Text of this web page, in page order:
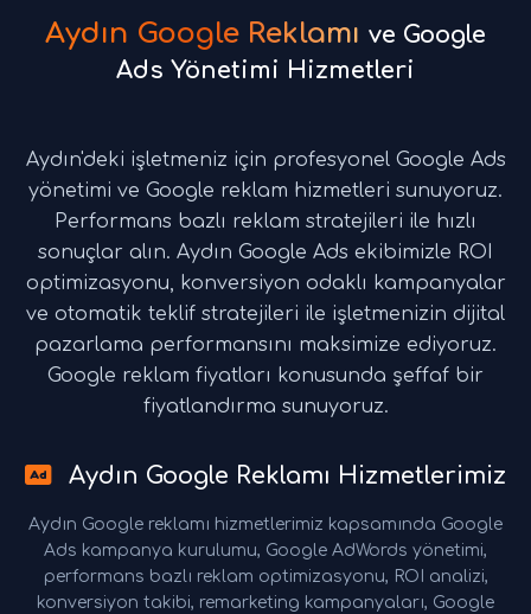
Aydın Google Reklamı ve Google
Ads Yönetimi Hizmetleri
Aydın'deki işletmeniz için profesyonel Google Ads
yönetimi ve Google reklam hizmetleri sunuyoruz.
Performans bazlı reklam stratejileri ile hızlı
sonuçlar alın. Aydın Google Ads ekibimizle ROI
optimizasyonu, konversiyon odaklı kampanyalar
ve otomatik teklif stratejileri ile işletmenizin dijital
pazarlama performansını maksimize ediyoruz.
Google reklam fiyatları konusunda şeffaf bir
fiyatlandırma sunuyoruz.
Aydın Google Reklamı Hizmetlerimiz
Aydın Google reklamı hizmetlerimiz kapsamında Google
Ads kampanya kurulumu, Google AdWords yönetimi,
performans bazlı reklam optimizasyonu, ROI analizi,
konversiyon takibi, remarketing kampanyaları, Google